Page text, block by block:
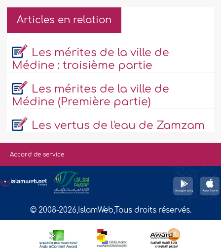
Articles en relation
Les mérites de la ville de
Médine : troisième partie
Les mérites de la ville de
Médine (Première partie)
Les vertus de l'eau de Zamzam
Accord de service
© 2008-2026,IslamWeb,Tous droits réservés.